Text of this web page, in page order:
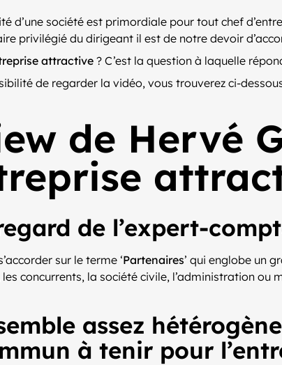
d’une société est primordiale pour tout chef
privilégié du dirigeant il est de notre devoir
attractive ? C’est la question à laquelle
de regarder la vidéo, vous trouverez ci-
de Hervé
de l’expert-
sur le terme ‘Partenaires’ qui englobe un
concurrents, la société civile, l’administration ou
assez
à tenir pour